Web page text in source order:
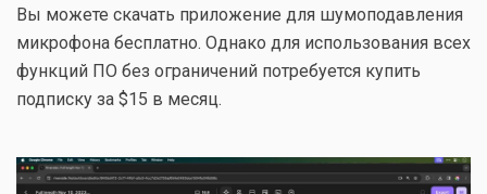
Вы можете скачать приложение для шумоподавления
микрофона бесплатно. Однако для использования всех
функций ПО без ограничений потребуется купить
подписку за $15 в месяц.